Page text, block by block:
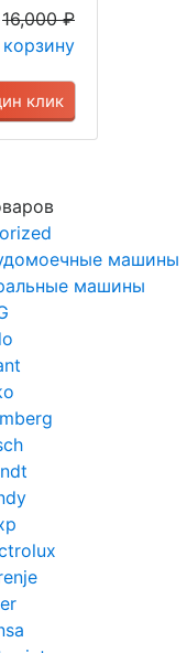
16,000₽
клик
машины
машины